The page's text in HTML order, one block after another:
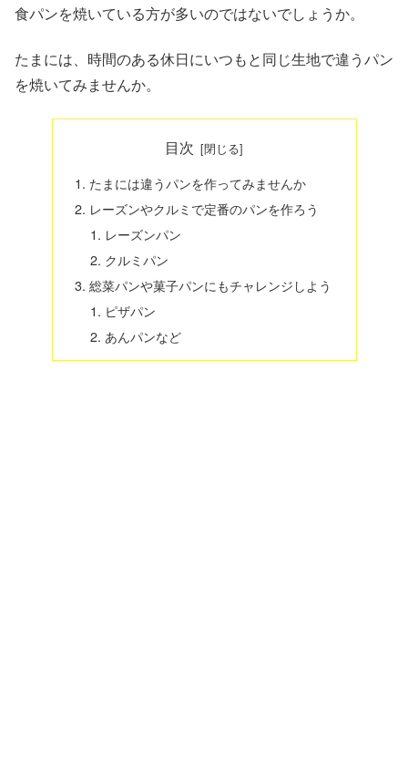
食パンを焼いている方が多いのではないでしょうか。
たまには、時間のある休日にいつもと同じ生地で違うパン
を焼いてみませんか。
目次
たまには違うパンを作ってみませんか
レーズンやクルミで定番のパンを作ろう
レーズンパン
クルミパン
総菜パンや菓子パンにもチャレンジしよう
ピザパン
あんパンなど